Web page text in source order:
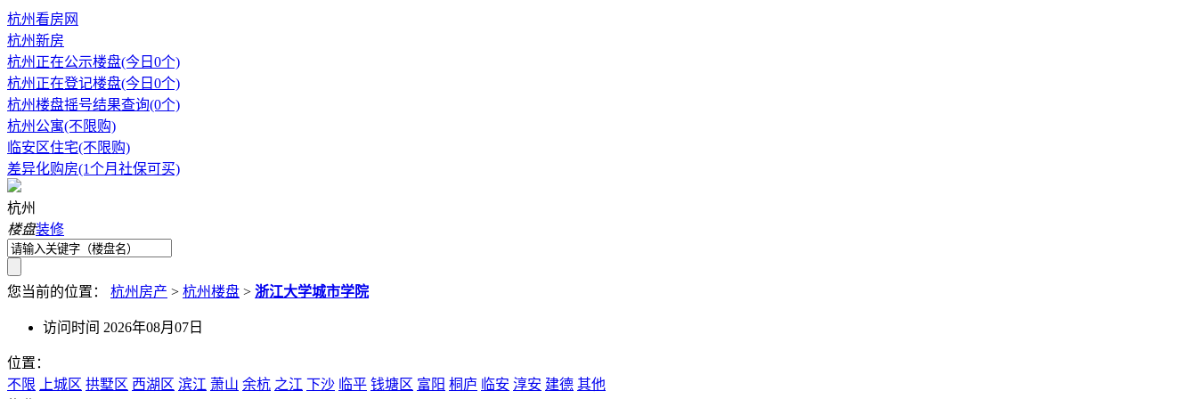
杭州看房网
杭州新房
杭州正在公示楼盘(今日0个)
杭州正在登记楼盘(今日0个)
杭州楼盘摇号结果查询(0个)
杭州公寓(不限购)
临安区住宅(不限购)
差异化购房(1个月社保可买)
杭州
楼盘装修
您当前的位置： 杭州房产 > 杭州楼盘 > 浙江大学城市学院
访问时间 2026年08月07日
位置：
不限
上城区 拱墅区 西湖区 滨江 萧山 余杭 之江 下沙 临平 钱塘区 富阳 桐庐 临安 淳安 建德 其他